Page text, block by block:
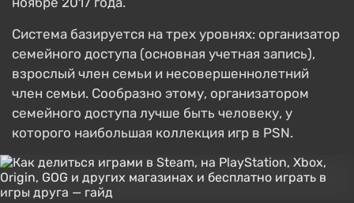
Система базируется на трех уровнях: организатор
семейного доступа (основная учетная запись),
взрослый член семьи и несовершеннолетний
член семьи. Сообразно этому, организатором
семейного доступа лучше быть человеку, у
которого наибольшая коллекция игр в PSN.